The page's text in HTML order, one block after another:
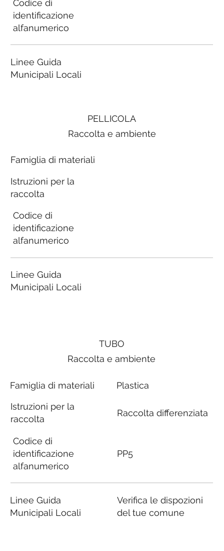
PELLICOLA
Raccolta e ambiente
Famiglia di materiali
Istruzioni per la
raccolta
Codice di
identificazione
alfanumerico
Linee Guida
Municipali Locali
Codice di
identificazione
alfanumerico
Linee Guida
Municipali Locali
TUBO
Raccolta e ambiente
Famiglia di materiali
Istruzioni per la
raccolta
Codice di
identificazione
alfanumerico
Linee Guida
Municipali Locali
Plastica
Raccolta differenziata
PP5
Verifica le dispozioni
del tue comune